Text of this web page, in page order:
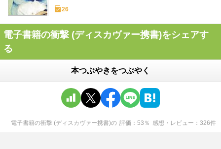
26
電子書籍の衝撃 (ディスカヴァー携書)をシェアす
る
本つぶやきをつぶやく
電子書籍の衝撃 (ディスカヴァー携書)の 評価 53 ％ 感想・レビュー 326件